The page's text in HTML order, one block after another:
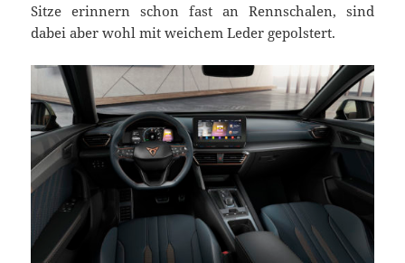
Sitze erinnern schon fast an Rennschalen, sind
dabei aber wohl mit weichem Leder gepolstert.